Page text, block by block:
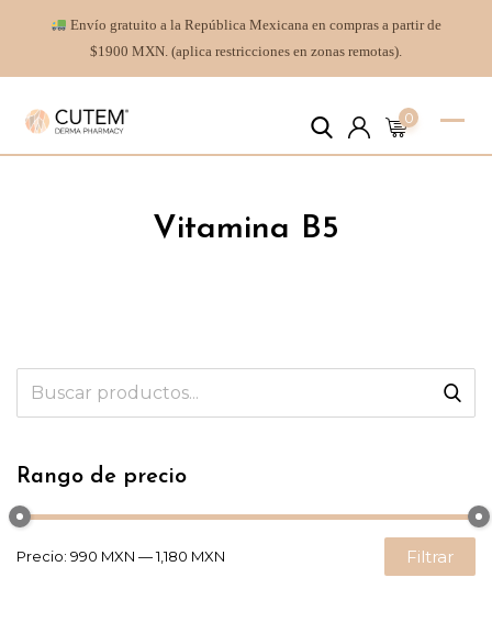
Envío gratuito a la República Mexicana en compras a partir de
$1900 MXN. (aplica restricciones en zonas remotas).
0
Vitamina B5
Rango de precio
Filtrar
Precio: 990 MXN —1,180 MXN